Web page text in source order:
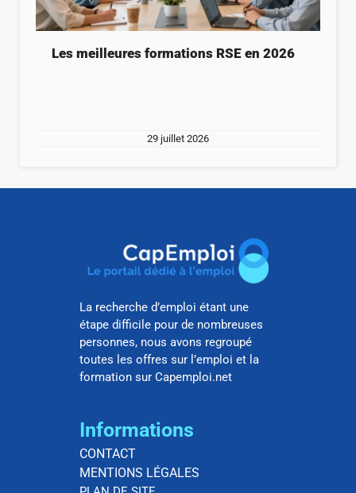
Les meilleures formations RSE en 2026
29 juillet 2026
La recherche d’emploi étant une
étape difficile pour de nombreuses
personnes, nous avons regroupé
toutes les offres sur l’emploi et la
formation sur Capemploi.net
Informations
CONTACT
MENTIONS LÉGALES